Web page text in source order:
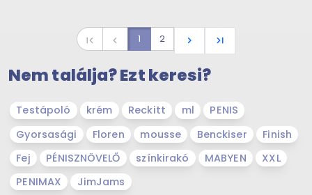
first_page navigate_before 1 2 navigate_next last_page
Nem találja? Ezt keresi?
Testápoló krém Reckitt ml
PENIS
Gyorsasági
Floren mousse Benckiser
Finish
Fej
PÉNISZNÖVELŐ színkirakó MABYEN
XXL
PENIMAX
JimJams